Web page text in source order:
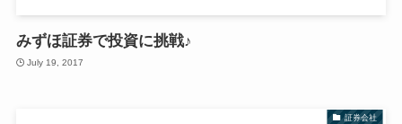
みずほ証券で投資に挑戦♪
July 19, 2017
証券会社